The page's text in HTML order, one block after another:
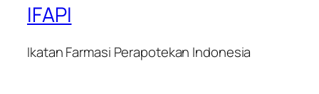
IFAPI
Ikatan Farmasi Perapotekan Indonesia